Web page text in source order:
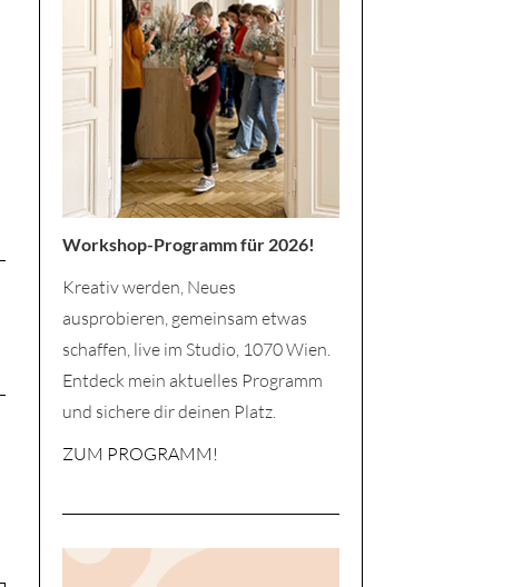
Workshop-Programm für 2026!
Kreativ werden, Neues
ausprobieren, gemeinsam etwas
schaffen, live im Studio, 1070 Wien.
Entdeck mein aktuelles Programm
und sichere dir deinen Platz.
ZUM PROGRAMM!